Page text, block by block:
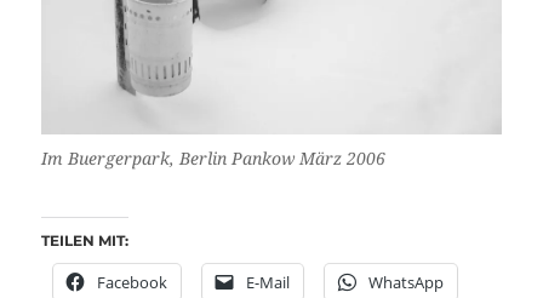
Im Buergerpark, Berlin Pankow März 2006
TEILEN MIT:
Facebook E-Mail WhatsApp